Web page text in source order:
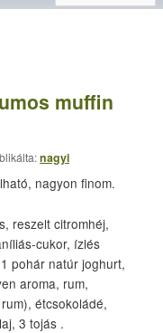
muffin
nagyi
nagyon finom.
reszelt citromhéj,
cukor, ízlés
pohár natúr joghurt,
aroma, rum,
étcsokoládé,
3 tojás .